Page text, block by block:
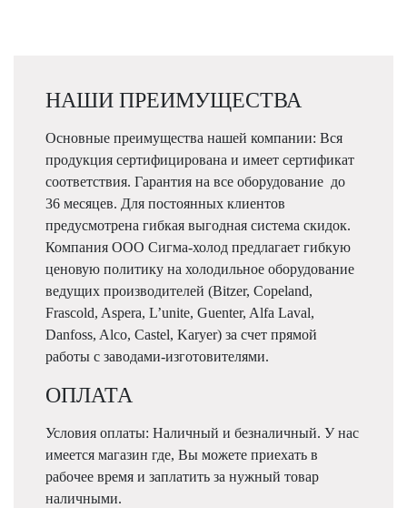
НАШИ ПРЕИМУЩЕСТВА
Основные преимущества нашей компании: Вся
продукция сертифицирована и имеет сертификат
соответствия. Гарантия на все оборудование до
36 месяцев. Для постоянных клиентов
предусмотрена гибкая выгодная система скидок.
Компания ООО Сигма-холод предлагает гибкую
ценовую политику на холодильное оборудование
ведущих производителей (Bitzer, Copeland,
Frascold, Aspera, L’unite, Guenter, Alfa Laval,
Danfoss, Alco, Castel, Karyer) за счет прямой
работы с заводами-изготовителями.
ОПЛАТА
Условия оплаты: Наличный и безналичный. У нас
имеется магазин где, Вы можете приехать в
рабочее время и заплатить за нужный товар
наличными.